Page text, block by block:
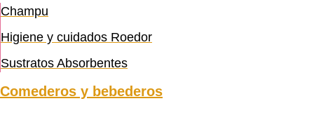
Champu
Higiene y cuidados Roedor
Sustratos Absorbentes
Comederos y bebederos